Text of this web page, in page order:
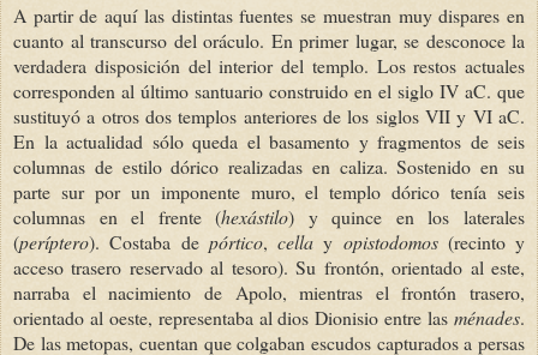
A partir de aquí las distintas fuentes se muestran muy dispares en
cuanto al transcurso del oráculo. En primer lugar, se desconoce la
verdadera disposición del interior del templo. Los restos actuales
corresponden al último santuario construido en el siglo IV aC. que
sustituyó a otros dos templos anteriores de los siglos VII y VI aC.
En la actualidad sólo queda el basamento y fragmentos de seis
columnas de estilo dórico realizadas en caliza. Sostenido en su
parte sur por un imponente muro, el templo dórico tenía seis
columnas en el frente (hexástilo) y quince en los laterales
(períptero). Costaba de pórtico, cellay opistodomos (recinto y
acceso trasero reservado al tesoro). Su frontón, orientado al este,
narraba el nacimiento de Apolo, mientras el frontón trasero,
orientado al oeste, representaba al dios Dionisio entre las ménades.
De las metopas, cuentan que colgaban escudos capturados a persas